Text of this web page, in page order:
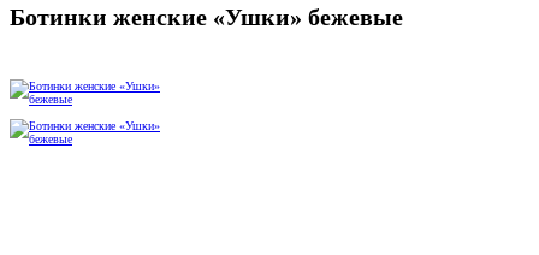
Ботинки женские «Ушки» бежевые